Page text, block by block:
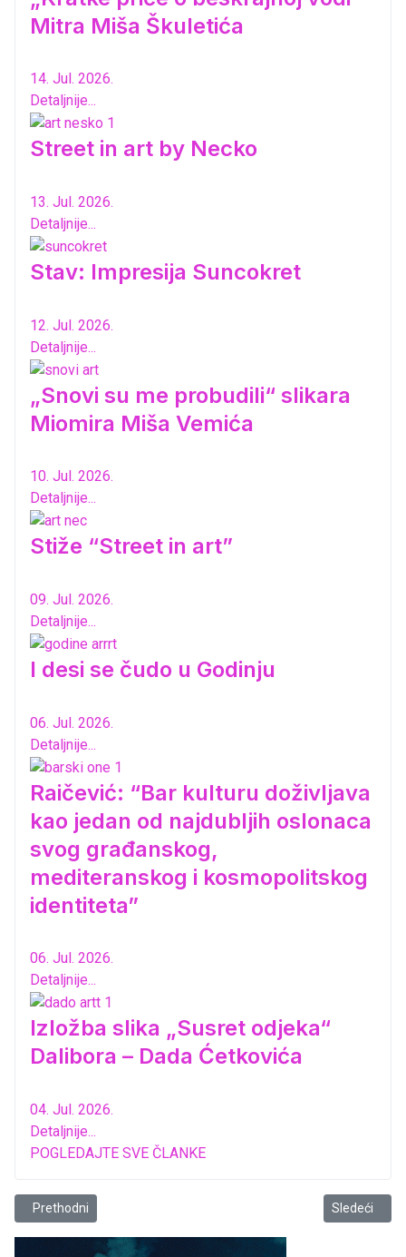
Mitra Miša Škuletića
14. Jul. 2026.
Detaljnije...
Street in art by Necko
13. Jul. 2026.
Detaljnije...
Stav: Impresija Suncokret
12. Jul. 2026.
Detaljnije...
„Snovi su me probudili“ slikara
Miomira Miša Vemića
10. Jul. 2026.
Detaljnije...
Stiže “Street in art”
09. Jul. 2026.
Detaljnije...
I desi se čudo u Godinju
06. Jul. 2026.
Detaljnije...
Raičević: “Bar kulturu doživljava
kao jedan od najdubljih oslonaca
svog građanskog,
mediteranskog i kosmopolitskog
identiteta”
06. Jul. 2026.
Detaljnije...
Izložba slika „Susret odjeka“
Dalibora – Dada Ćetkovića
04. Jul. 2026.
Detaljnije...
POGLEDAJTE SVE ČLANKE
Prethodni članak: Godinjske noći
Prethodni Sledeći
Sledeći